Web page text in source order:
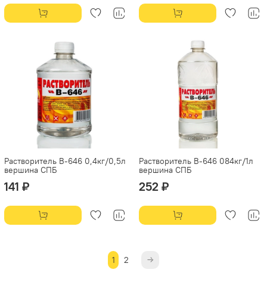
Растворитель В-646 0,4кг/0,5л
вершина СПБ
141 ₽
Растворитель В-646 084кг/1л
вершина СПБ
252 ₽
1 2